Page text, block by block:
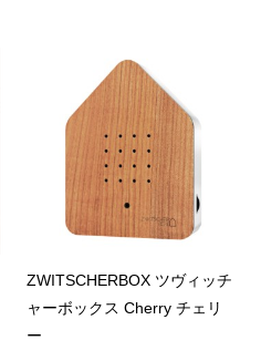
ZWITSCHERBOX ツヴィッチ
ャーボックス Cherry チェリ
ー